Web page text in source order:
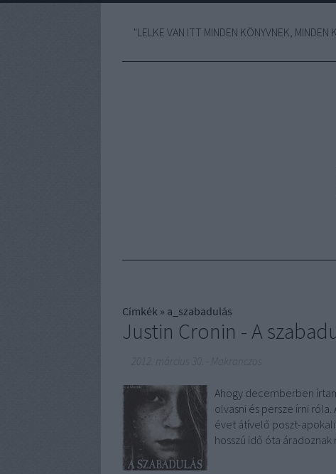
"LELKE VAN ITT MINDEN KÖNYVNEK,
Címkék » a_szabadulás
Justin Cronin - A
Makranczos
Ahogy decemberben
olvasni és persze írni
évet átívelő poszt-
hosszú idő óta